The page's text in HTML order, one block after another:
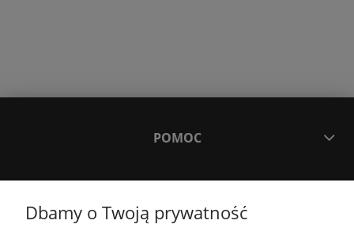
POMOC
Dbamy o Twoją prywatność